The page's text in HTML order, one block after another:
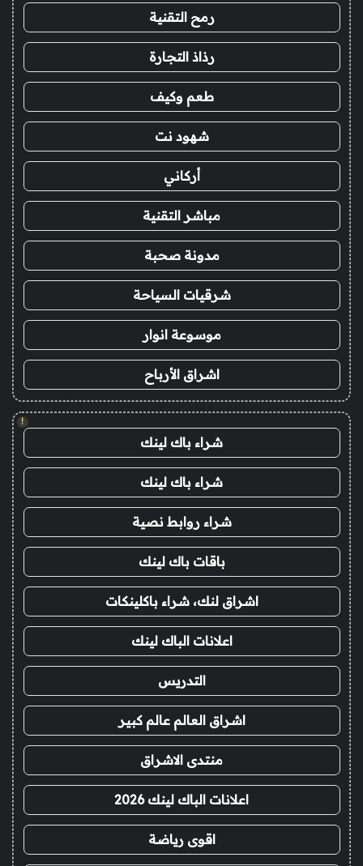
رمح التقنية
رذاذ التجارة
طعم وكيف
شهود نت
أركاني
مباشر التقنية
مدونة صحبة
شرقيات السياحة
موسوعة انوار
اشراق الأرباح
!
شراء باك لينك
شراء باك لينك
شراء روابط نصية
باقات باك لينك
اشراق لنك، شراء باكلينكات
اعلانات الباك لينك
التدريس
اشراق العالم عالم كبير
منتدى الاشراق
اعلانات الباك لينك 2026
اقوى رياضة